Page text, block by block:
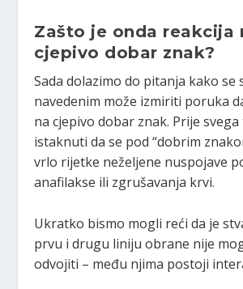
Zašto je onda reakcija
cjepivo dobar znak?
Sada dolazimo do pitanja kako se
navedenim može izmiriti poruka
na cjepivo dobar znak. Prije
istaknuti da se pod “dobrim
vrlo rijetke neželjene nuspojave
anafilakse ili zgrušavanja krvi.
Ukratko bismo mogli reći da je
prvu i drugu liniju obrane nije
odvojiti – među njima postoji